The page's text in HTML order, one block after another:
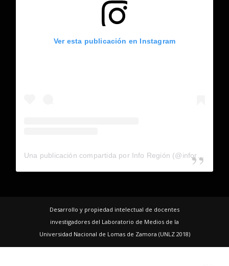
Ver esta publicación en Instagram
Desarrollo y propiedad intelectual de docentes
investigadores del Laboratorio de Medios de la
Universidad Nacional de Lomas de Zamora (UNLZ 2018)